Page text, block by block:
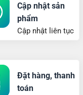
Cập nhật sản
phẩm
Cập nhật liên tục
Đặt hàng, thanh
toán